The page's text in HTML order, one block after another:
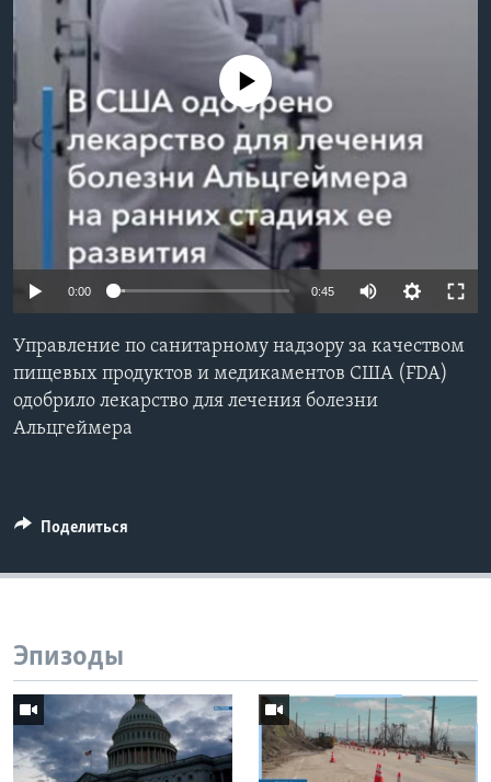
Learning English
СОЦИАЛЬНЫЕ СЕТИ
No media source currently available
0:00 0:45
Управление по санитарному надзору за качеством
пищевых продуктов и медикаментов США (FDA)
одобрило лекарство для лечения болезни
Альцгеймера
Поделиться
Эпизоды